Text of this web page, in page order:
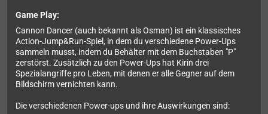
Game Play:
Cannon Dancer (auch bekannt als Osman) ist ein klassisches
Action-Jump&Run-Spiel, in dem du verschiedene Power-Ups
sammeln musst, indem du Behälter mit dem Buchstaben "P"
zerstörst. Zusätzlich zu den Power-Ups hat Kirin drei
Spezialangriffe pro Leben, mit denen er alle Gegner auf dem
Bildschirm vernichten kann.
Die verschiedenen Power-ups und ihre Auswirkungen sind: